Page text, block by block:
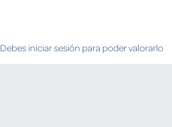
Debes iniciar sesión para poder valorarlo